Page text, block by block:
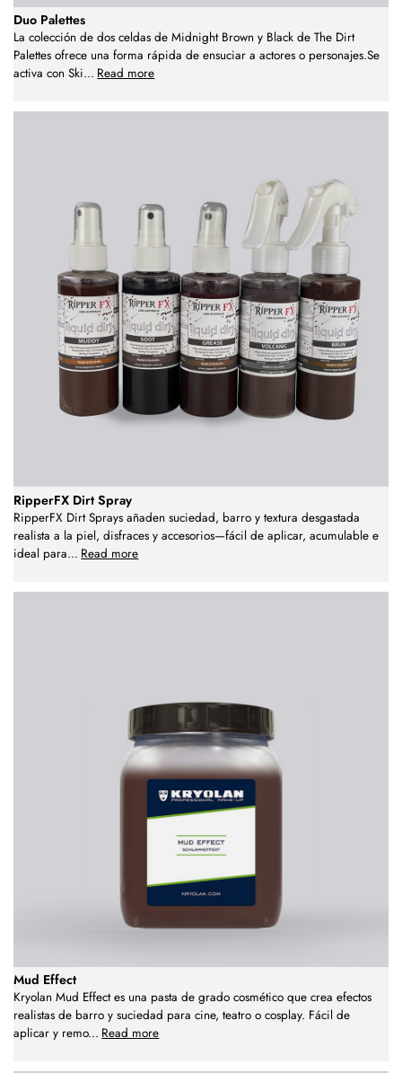
Duo Palettes
La colección de dos celdas de Midnight Brown y Black de The Dirt
Palettes ofrece una forma rápida de ensuciar a actores o personajes.Se
activa con Ski... Read more
RipperFX Dirt Spray
RipperFX Dirt Sprays añaden suciedad, barro y textura desgastada
realista a la piel, disfraces y accesorios—fácil de aplicar, acumulable e
ideal para... Read more
Mud Effect
Kryolan Mud Effect es una pasta de grado cosmético que crea efectos
realistas de barro y suciedad para cine, teatro o cosplay. Fácil de
aplicar y remo... Read more